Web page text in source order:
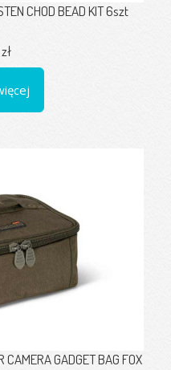
CHOD BEAD KIT 6szt
CAMERA GADGET BAG FOX